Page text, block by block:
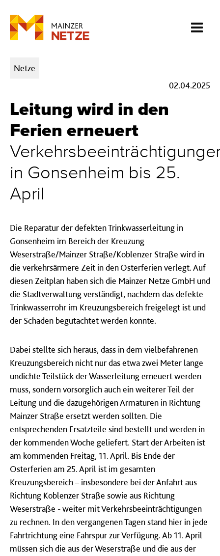
Kategorien:
Netze
02.04.2025
Leitung wird in den
Ferien erneuert
in Gonsenheim bis 25.
April
Die Reparatur der defekten Trinkwasserleitung in
Gonsenheim im Bereich der Kreuzung
Weserstraße/Mainzer Straße/Koblenzer Straße wird in
die verkehrsärmere Zeit in den Osterferien verlegt. Auf
diesen Zeitplan haben sich die Mainzer Netze GmbH und
die Stadtverwaltung verständigt, nachdem das defekte
Trinkwasserrohr im Kreuzungsbereich freigelegt ist und
der Schaden begutachtet werden konnte.
Dabei stellte sich heraus, dass in dem vielbefahrenen
Kreuzungsbereich nicht nur das etwa zwei Meter lange
undichte Teilstück der Wasserleitung erneuert werden
muss, sondern vorsorglich auch ein weiterer Teil der
Leitung und die dazugehörigen Armaturen in Richtung
Mainzer Straße ersetzt werden sollten. Die
entsprechenden Ersatzteile sind bestellt und werden in
der kommenden Woche geliefert. Start der Arbeiten ist
am kommenden Freitag, 11. April. Bis Ende der
Osterferien am 25. April ist im gesamten
Kreuzungsbereich – insbesondere bei der Anfahrt aus
Richtung Koblenzer Straße sowie aus Richtung
Weserstraße - weiter mit Verkehrsbeeinträchtigungen
zu rechnen. In den vergangenen Tagen stand hier in jede
Fahrtrichtung eine Fahrspur zur Verfügung. Ab 11. April
müssen sich die aus der Weserstraße und die aus der